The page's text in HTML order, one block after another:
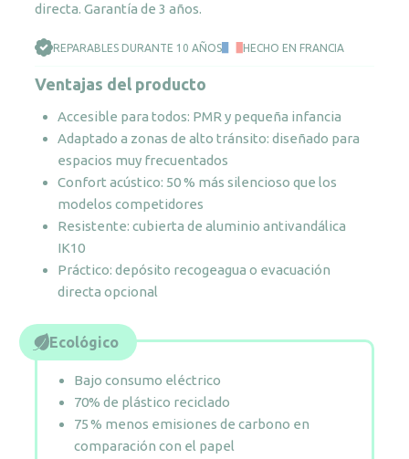
directa. Garantía de 3 años.
REPARABLES DURANTE 10 AÑOS HECHO EN FRANCIA
Ventajas del producto
Accesible para todos: PMR y pequeña infancia
Adaptado a zonas de alto tránsito: diseñado para
espacios muy frecuentados
Confort acústico: 50 % más silencioso que los
modelos competidores
Resistente: cubierta de aluminio antivandálica
IK10
Práctico: depósito recogeagua o evacuación
directa opcional
Ecológico
Bajo consumo eléctrico
70% de plástico reciclado
75 % menos emisiones de carbono en
comparación con el papel